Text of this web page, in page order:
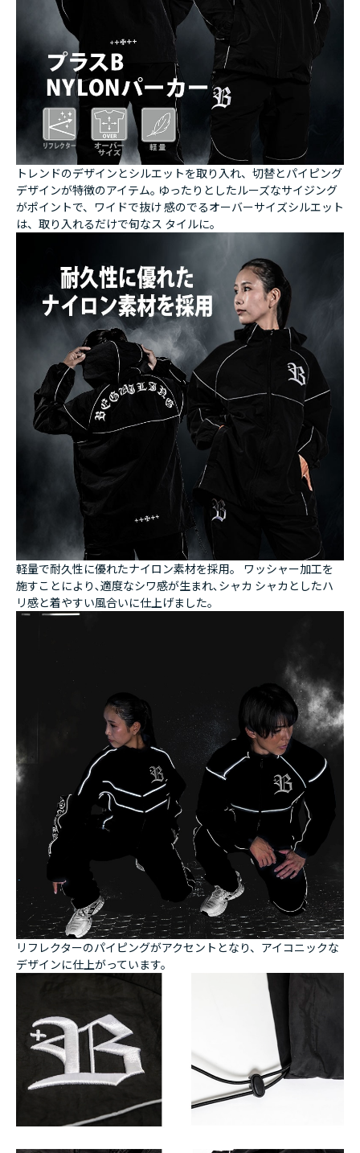
トレンドのデザインとシルエットを取り入れ、切替とパイピング
デザインが特徴のアイテム｡ ゆったりとしたルーズなサイジング
がポイントで、ワイドで抜け 感のでるオーバーサイズシルエット
は、取り入れるだけで旬なス タイルに｡
軽量で耐久性に優れたナイロン素材を採用。 ワッシャー加工を
施すことにより､適度なシワ感が生まれ､シャカ シャカとしたハ
リ感と着やすい風合いに仕上げました。
リフレクターのパイピングがアクセントとなり、アイコニックな
デザインに仕上がっています。